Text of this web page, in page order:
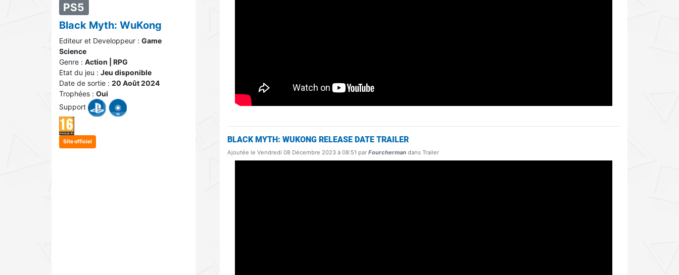
PS5
Black Myth: WuKong
Editeur et Developpeur : Game
Science
Genre : Action | RPG
Etat du jeu : Jeu disponible
Date de sortie : 20 Août 2024
Trophées : Oui
Support
Site officiel BLACK MYTH: WUKONG RELEASE DATE TRAILER
Ajoutée le Vendredi 08 Décembre 2023 à 08:51 parFourchermandans Trailer